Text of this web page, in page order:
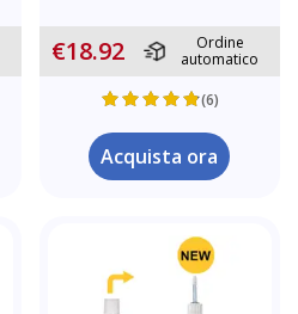
€18.92
Ordine
automatico
(6)
Acquista ora